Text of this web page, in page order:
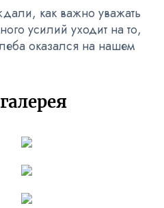
как важно уважать
усилий уходит на то,
оказался на нашем